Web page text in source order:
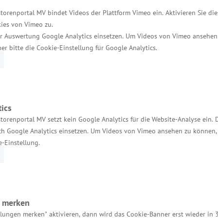
MV bindet Videos der Plattform Vimeo ein. Aktivieren Sie
von Vimeo zu.
Auswertung Google Analytics einsetzen. Um Videos von Vimeo
bitte die Cookie-Einstellung für Google Analytics.
MV setzt kein Google Analytics für die Website-Analyse ein.
Google Analytics einsetzen. Um Videos von Vimeo ansehen zu
Einstellung.
merken" aktivieren, dann wird das Cookie-Banner erst wieder in
wird im Auftrag des Landes
der Gesundheitswirtschaft Mecklenburg-
sichtbar zu machen. Nach aktuellen
von rund 8 Milliarden Euro und
den wichtigsten Leitbranchen Mecklenburg-
Einheitlicher Ansprechpartner